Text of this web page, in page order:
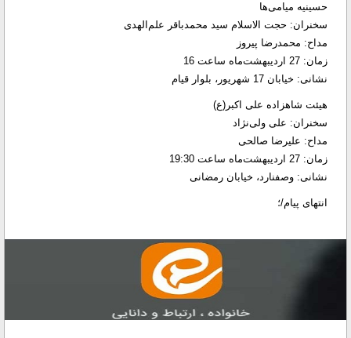
حسینیه میامی‌ها
سخنران: حجت الاسلام سید محمدباقر علم‌الهدی
مداح: محمدرضا پیروز
زمان: 27 اردیبهشت‌ماه ساعت 16
نشانی: خیابان 17 شهریور، بلوار قیام
هیئت شاهزاده علی اکبر(ع)
سخنران: علی ولی‌نژاد
مداح: علیرضا صالحی
زمان: 27 اردیبهشت‌ماه ساعت 19:30
نشانی: وصفنارد، خیابان رمضانی
انتهای پیام/؛